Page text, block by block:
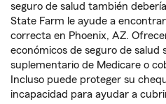
seguro de salud también
State Farm le ayude a
correcta en Phoenix, AZ.
económicos de seguro de salud
suplementario de Medicare o
Incluso puede proteger su
incapacidad para ayudar a